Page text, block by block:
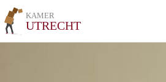
KAMER
UTRECHT